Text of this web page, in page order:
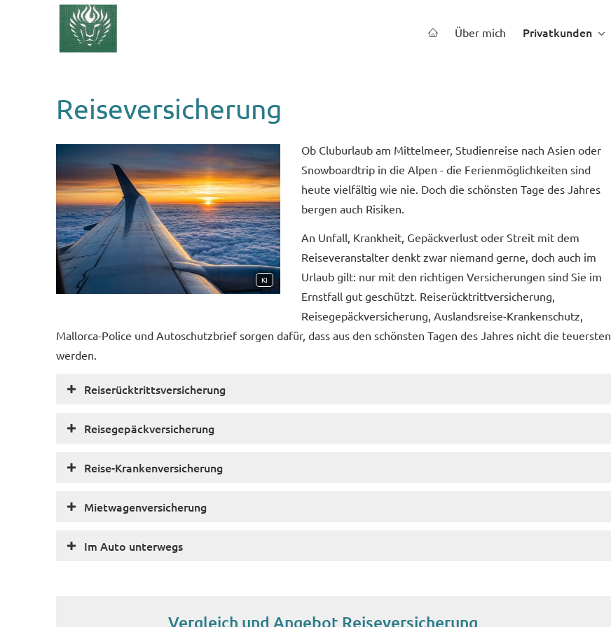
Über mich Privatkunden
Reiseversicherung
KI
Ob Cluburlaub am Mittelmeer, Studienreise nach Asien oder
Snowboardtrip in die Alpen - die Ferienmöglichkeiten sind
heute vielfältig wie nie. Doch die schönsten Tage des Jahres
bergen auch Risiken.
An Unfall, Krankheit, Gepäckverlust oder Streit mit dem
Reiseveranstalter denkt zwar niemand gerne, doch auch im
Urlaub gilt: nur mit den richtigen Versicherungen sind Sie im
Ernstfall gut geschützt. Reiserücktrittversicherung,
Reisegepäckversicherung, Auslandsreise-Krankenschutz,
Mallorca-Police und Autoschutzbrief sorgen dafür, dass aus den schönsten Tagen des Jahres nicht die teuersten
werden.
Reiserücktrittsversicherung
Reisegepäckversicherung
Reise-Kranken­ver­si­che­rung
Mietwagenversicherung
Im Auto unterwegs
Vergleich und Angebot Reiseversicherung